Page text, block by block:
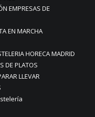
EMPRESAS DE
EN MARCHA
HORECA MADRID
DE PLATOS
LLEVAR